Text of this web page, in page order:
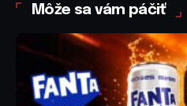
Môže sa vám páčiť